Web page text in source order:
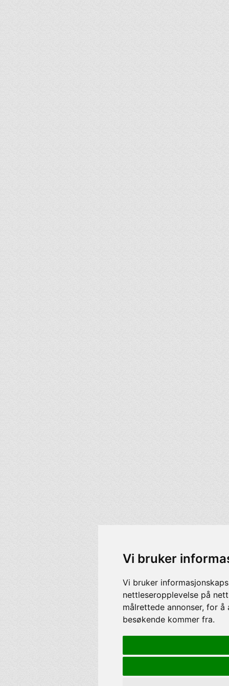
Vi bruker
Vi bruker
nettleseropplevelse på
målrettede annonser, for
besøkende kommer fra.